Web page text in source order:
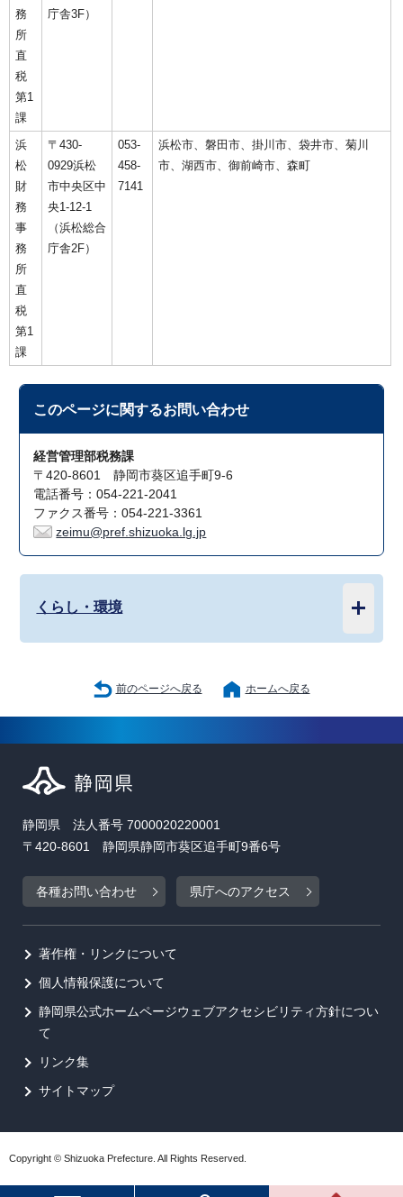
務
所
直
税
第1
課
庁舎3F）
浜
松
財
務
事
務
所
直
税
第1
課
〒430-
0929浜松
市中央区中
央1-12-1
（浜松総合
庁舎2F）
053-
458-
7141
浜松市、磐田市、掛川市、袋井市、菊川
市、湖西市、御前崎市、森町
このページに関するお問い合わせ
経営管理部税務課
〒420-8601 静岡市葵区追手町9-6
電話番号：054-221-2041
ファクス番号：054-221-3361
zeimu@pref.shizuoka.lg.jp
くらし・環境
前のページへ戻る ホームへ戻る
静岡県 法人番号 7000020220001
〒420-8601 静岡県静岡市葵区追手町9番6号
各種お問い合わせ 県庁へのアクセス
著作権・リンクについて
個人情報保護について
静岡県公式ホームページウェブアクセシビリティ方針につい
て
リンク集
サイトマップ
Copyright © Shizuoka Prefecture. All Rights Reserved.